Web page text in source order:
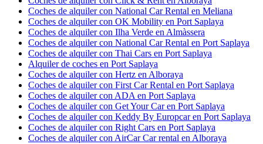
Coches de alquiler con National Car Rental en Meliana
Coches de alquiler con OK Mobility en Port Saplaya
Coches de alquiler con Ilha Verde en Almàssera
Coches de alquiler con National Car Rental en Port Saplaya
Coches de alquiler con Thai Cars en Port Saplaya
Alquiler de coches en Port Saplaya
Coches de alquiler con Hertz en Alboraya
Coches de alquiler con First Car Rental en Port Saplaya
Coches de alquiler con ADA en Port Saplaya
Coches de alquiler con Get Your Car en Port Saplaya
Coches de alquiler con Keddy By Europcar en Port Saplaya
Coches de alquiler con Right Cars en Port Saplaya
Coches de alquiler con AirCar Car rental en Alboraya